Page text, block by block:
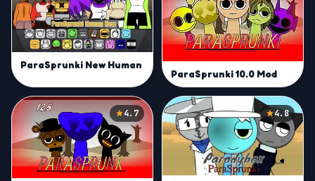
ParaSprunki New Human
ParaSprunki 10.0 Mod
4.7 4.8